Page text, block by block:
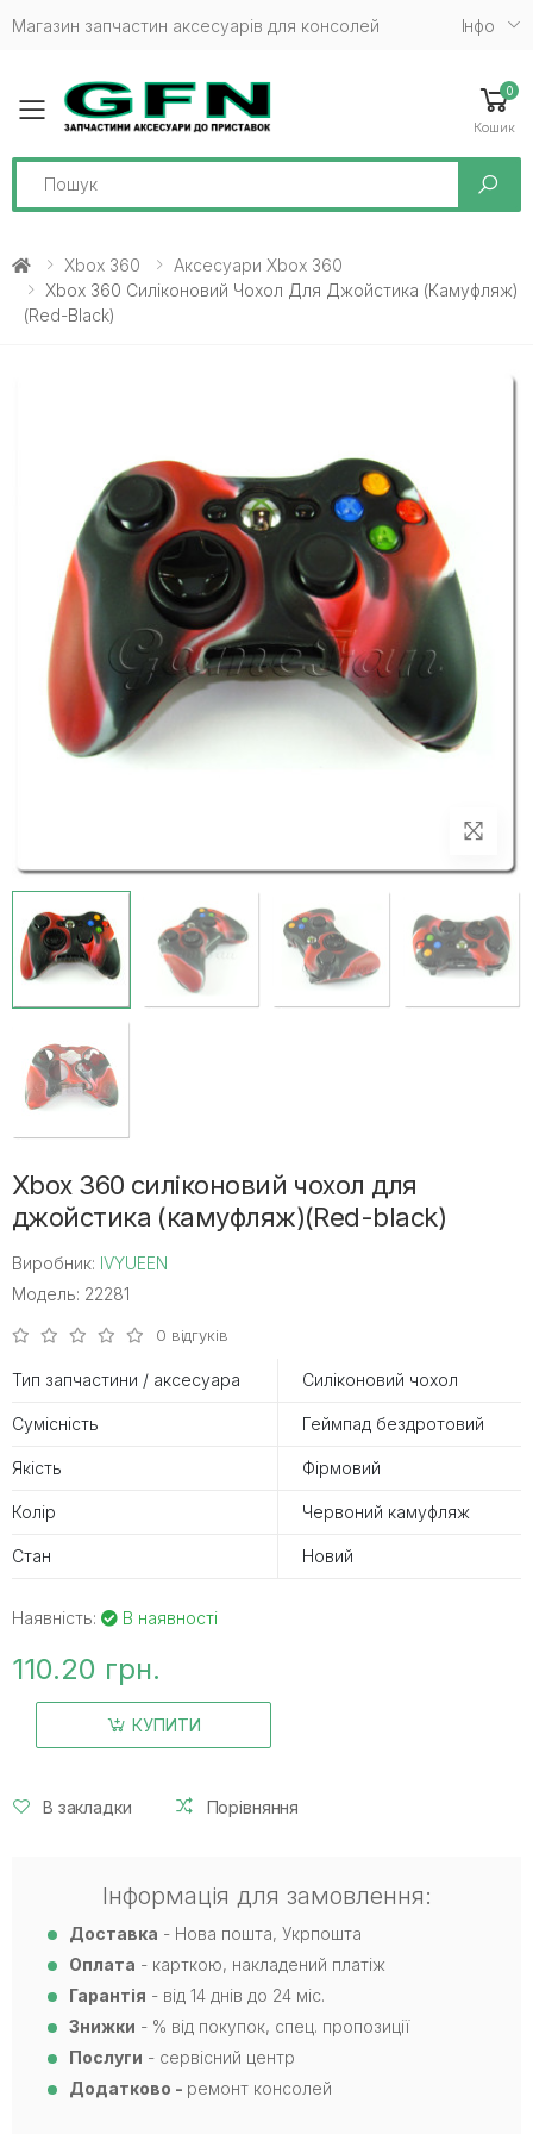
Магазин запчастин аксесуарів для консолей Iнфо
Toggle mobile menu
0
Кошик
Search
Xbox 360
Аксесуари Xbox 360
Xbox 360 Силіконовий Чохол Для Джойстика (камуфляж)
(Red-Black)
Xbox 360 силіконовий чохол для
джойстика (камуфляж)(Red-black)
Виробник: IVYUEEN
Модель: 22281
0 відгуків
Тип запчастини / аксесуара Силіконовий чохол
Сумісність Геймпад бездротовий
Якість Фірмовий
Колір Червоний камуфляж
Стан Новий
Наявність: В наявності
110.20 грн.
КУПИТИ
В закладки Порівняння
Інформація для замовлення:
Доставка - Нова пошта, Укрпошта
Оплата - карткою, накладений платіж
Гарантія - від 14 днів до 24 міс.
Знижки - % від покупок, спец. пропозиції
Послуги - сервісний центр
Додатково - ремонт консолей